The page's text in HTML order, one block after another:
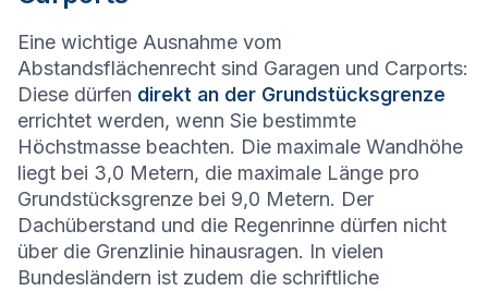
Eine wichtige Ausnahme vom
Abstandsflächenrecht sind Garagen und Carports:
Diese dürfen direkt an der Grundstücksgrenze
errichtet werden, wenn Sie bestimmte
Höchstmasse beachten. Die maximale Wandhöhe
liegt bei 3,0 Metern, die maximale Länge pro
Grundstücksgrenze bei 9,0 Metern. Der
Dachüberstand und die Regenrinne dürfen nicht
über die Grenzlinie hinausragen. In vielen
Bundesländern ist zudem die schriftliche